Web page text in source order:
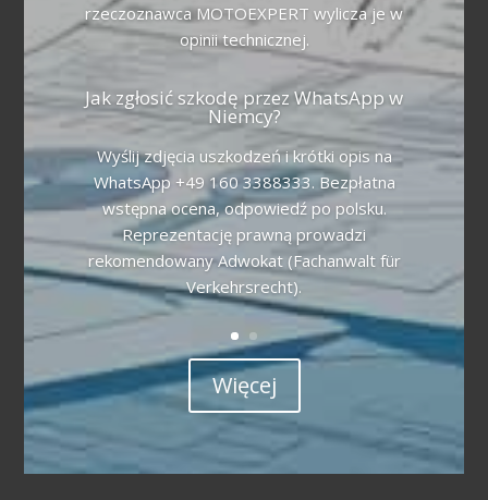
rzeczoznawca MOTOEXPERT wylicza je w
opinii technicznej.
Jak zgłosić szkodę przez WhatsApp w
Niemcy?
Wyślij zdjęcia uszkodzeń i krótki opis na
WhatsApp +49 160 3388333. Bezpłatna
wstępna ocena, odpowiedź po polsku.
Reprezentację prawną prowadzi
rekomendowany Adwokat (Fachanwalt für
Verkehrsrecht).
Więcej